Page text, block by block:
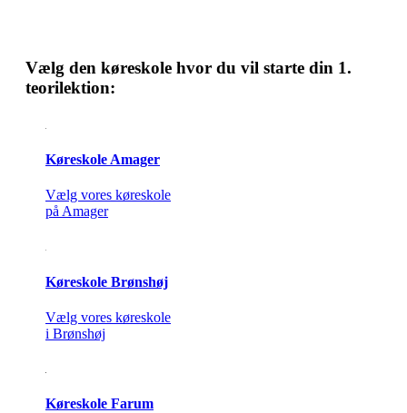
Vælg den køreskole hvor du vil starte din 1.
teorilektion:
Køreskole Amager
Vælg vores køreskole
på Amager
Køreskole Brønshøj
Vælg vores køreskole
i Brønshøj
Køreskole Farum